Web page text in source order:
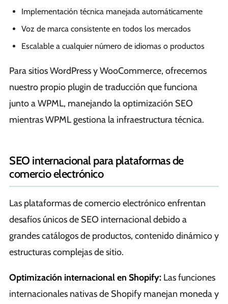
Implementación técnica manejada automáticamente
Voz de marca consistente en todos los mercados
Escalable a cualquier número de idiomas o productos
Para sitios WordPress y WooCommerce, ofrecemos
nuestro propio plugin de traducción que funciona
junto a WPML, manejando la optimización SEO
mientras WPML gestiona la infraestructura técnica.
SEO internacional para plataformas de
comercio electrónico
Las plataformas de comercio electrónico enfrentan
desafíos únicos de SEO internacional debido a
grandes catálogos de productos, contenido dinámico y
estructuras complejas de sitio.
Optimización internacional en Shopify: Las funciones
internacionales nativas de Shopify manejan moneda y